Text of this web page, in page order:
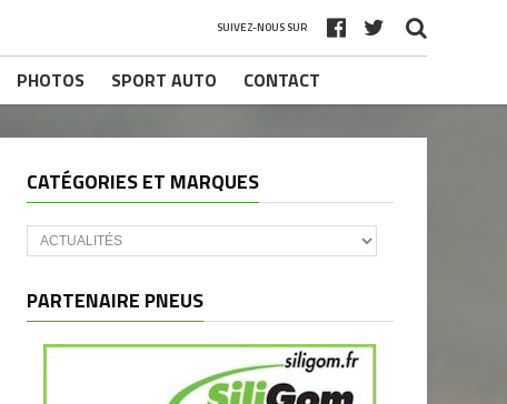
SUIVEZ-NOUS SUR
PHOTOS SPORT AUTO CONTACT
CATÉGORIES ET MARQUES
Catégories
et
PARTENAIRE PNEUS